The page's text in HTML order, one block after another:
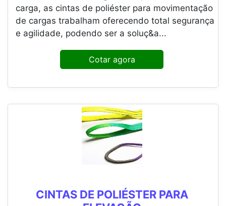
carga, as cintas de poliéster para movimentação
de cargas trabalham oferecendo total segurança
e agilidade, podendo ser a soluç&a...
Cotar agora
CINTAS DE POLIÉSTER PARA